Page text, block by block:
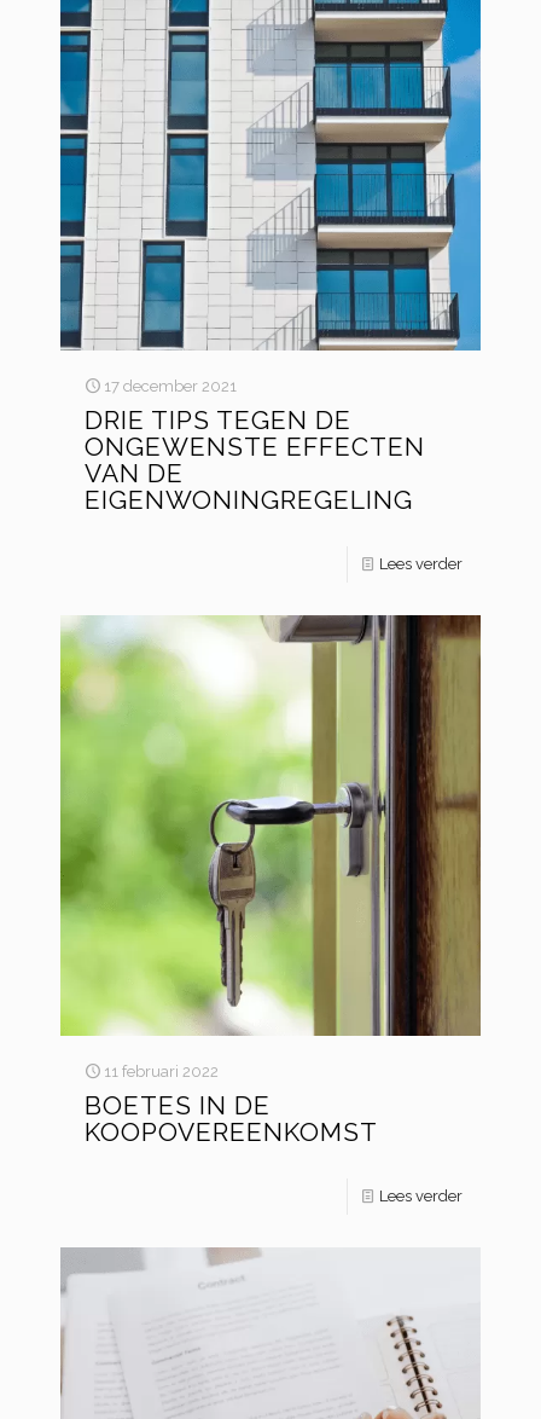
17 december 2021
DRIE TIPS TEGEN DE
ONGEWENSTE EFFECTEN
VAN DE
EIGENWONINGREGELING
Lees verder
11 februari 2022
BOETES IN DE
KOOPOVEREENKOMST
Lees verder